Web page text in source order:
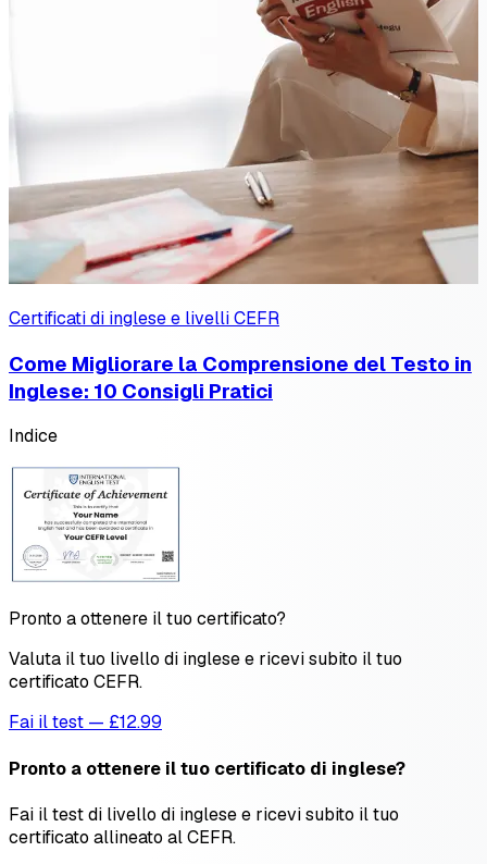
Certificati di inglese e livelli CEFR
Come Migliorare la Comprensione del Testo in
Inglese: 10 Consigli Pratici
Indice
Pronto a ottenere il tuo certificato?
Valuta il tuo livello di inglese e ricevi subito il tuo
certificato CEFR.
Fai il test — £12.99
Pronto a ottenere il tuo certificato di inglese?
Fai il test di livello di inglese e ricevi subito il tuo
certificato allineato al CEFR.